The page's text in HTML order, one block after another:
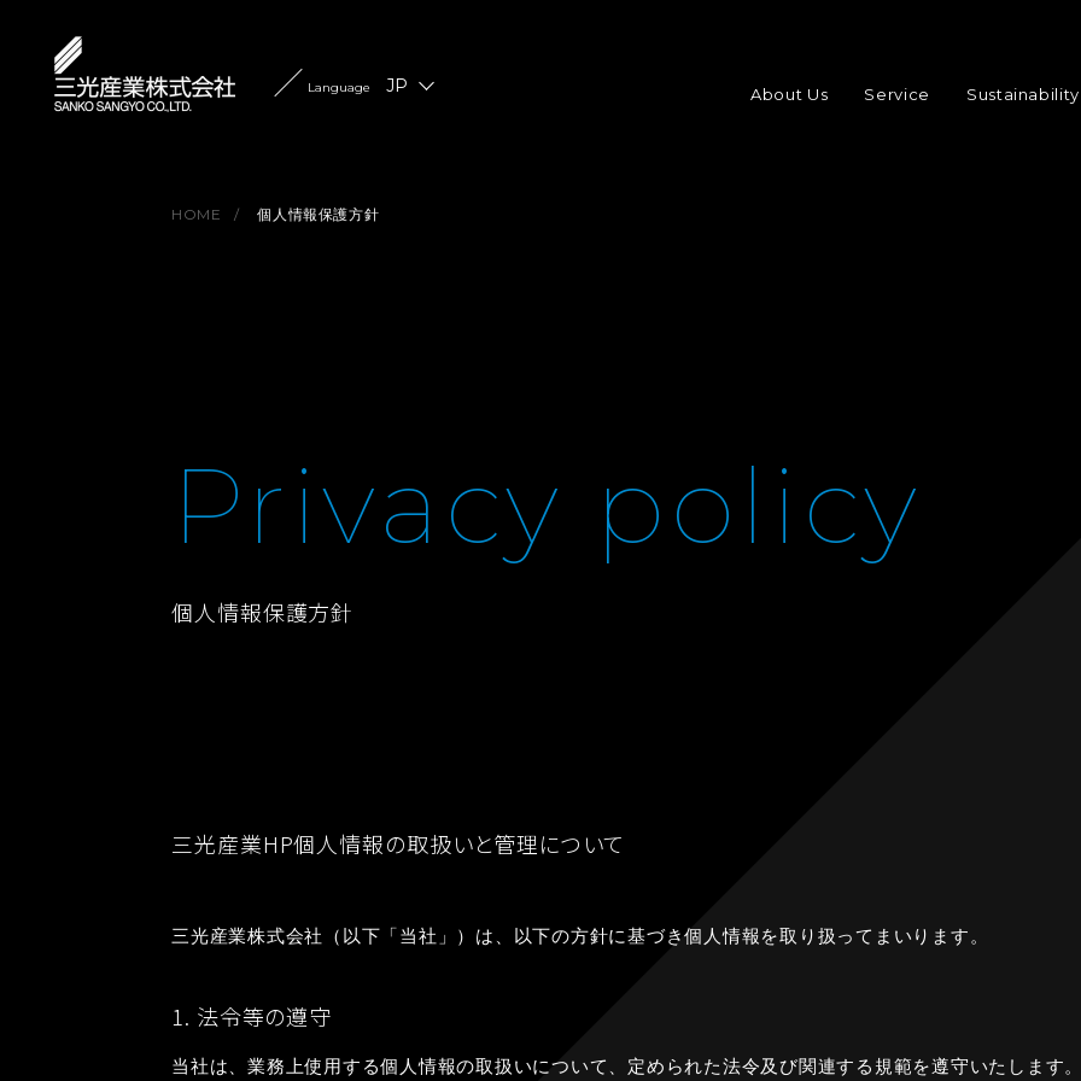
Language JP About Us Service Sustainability
HOME 個人情報保護方針
個人情報保護方針
Privacy policy
三光産業HP個人情報の取扱いと管理について
三光産業株式会社（以下「当社」）は、以下の方針に基づき個人情報を取り扱ってまいります。
1. 法令等の遵守
当社は、業務上使用する個人情報の取扱いについて、定められた法令及び関連する規範を遵守いたします